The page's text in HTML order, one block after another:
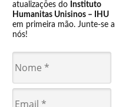
atualizações do Instituto
Humanitas Unisinos – IHU
em primeira mão. Junte-se a
nós!